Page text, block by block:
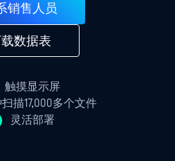
销售人员
数据表
触摸显示屏
描17,000多个文件
灵活部署